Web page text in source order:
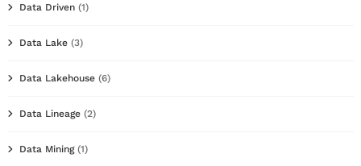
Data Driven (1)
Data Lake (3)
Data Lakehouse (6)
Data Lineage (2)
Data Mining(1)